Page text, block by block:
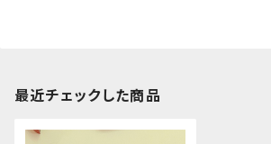
最近チェックした商品